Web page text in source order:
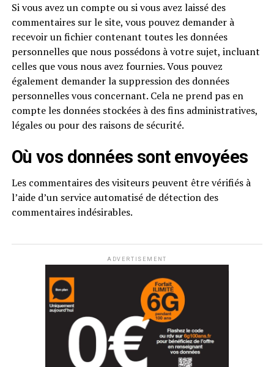
Si vous avez un compte ou si vous avez laissé des
commentaires sur le site, vous pouvez demander à
recevoir un fichier contenant toutes les données
personnelles que nous possédons à votre sujet, incluant
celles que vous nous avez fournies. Vous pouvez
également demander la suppression des données
personnelles vous concernant. Cela ne prend pas en
compte les données stockées à des fins administratives,
légales ou pour des raisons de sécurité.
Où vos données sont envoyées
Les commentaires des visiteurs peuvent être vérifiés à
l’aide d’un service automatisé de détection des
commentaires indésirables.
ADVERTISEMENT